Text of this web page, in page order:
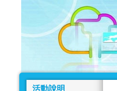
活動說明